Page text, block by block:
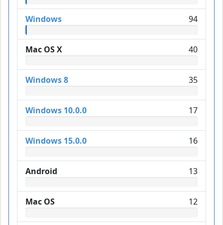
Windows 94
Mac OS X 40
Windows 8 35
Windows 10.0.0 17
Windows 15.0.0 16
Android 13
Mac OS 12